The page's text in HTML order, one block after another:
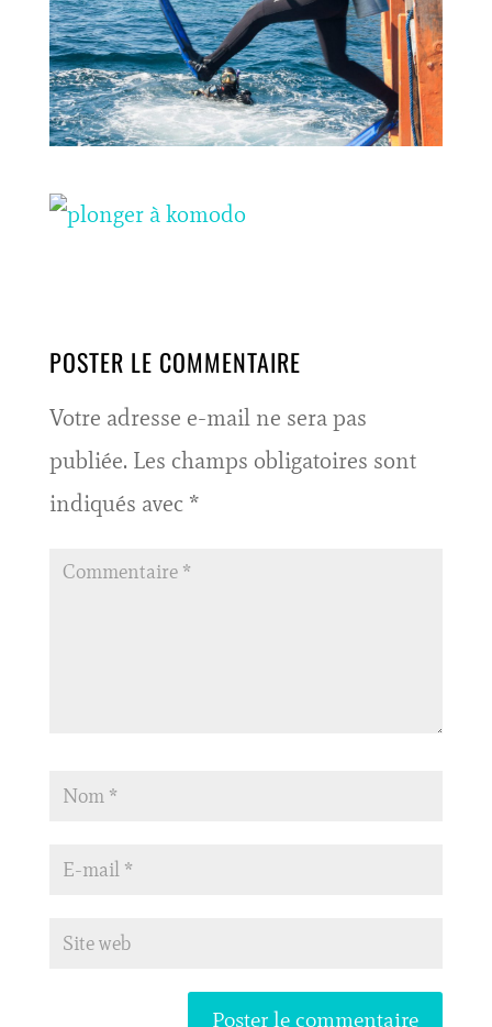
POSTER LE COMMENTAIRE
Votre adresse e-mail ne sera pas
publiée. Les champs obligatoires sont
indiqués avec *